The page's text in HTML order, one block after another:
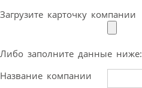
Загрузите карточку компании
Либо заполните данные ниже:
Название компании